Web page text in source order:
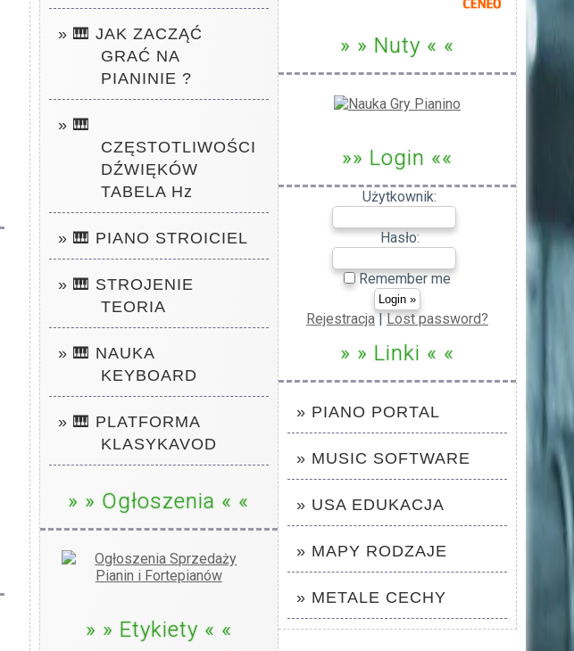
» 🎹 JAK ZACZĄĆ
GRAĆ NA
PIANINIE ?
» 🎹
CZĘSTOTLIWOŚCI
DŹWIĘKÓW
TABELA Hz
» 🎹 PIANO STROICIEL
» 🎹 STROJENIE
TEORIA
» 🎹 NAUKA
KEYBOARD
» 🎹 PLATFORMA
KLASYKAVOD
» » Ogłoszenia « «
» » Etykiety « «
» » Nuty « «
»» Login ««
Użytkownik:
Hasło:
Remember me
Rejestracja|Lost password?
» » Linki « «
» PIANO PORTAL
» MUSIC SOFTWARE
» USA EDUKACJA
» MAPY RODZAJE
» METALE CECHY